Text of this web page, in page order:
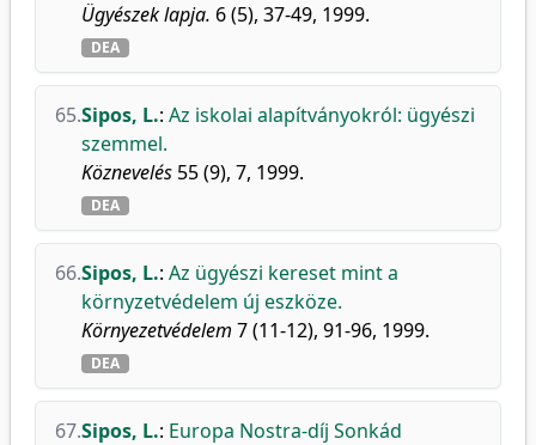
Ügyészek lapja. 6 (5), 37-49, 1999.
DEA
65.Sipos, L.: Az iskolai alapítványokról: ügyészi
szemmel.
Köznevelés 55 (9), 7, 1999.
DEA
66.Sipos, L.: Az ügyészi kereset mint a
környzetvédelem új eszköze.
Környezetvédelem 7 (11-12), 91-96, 1999.
DEA
67.Sipos, L.: Europa Nostra-díj Sonkád